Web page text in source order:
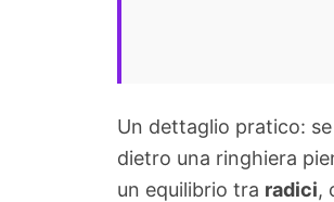
Un dettaglio pratico:
dietro una ringhiera
un equilibrio tra radici,